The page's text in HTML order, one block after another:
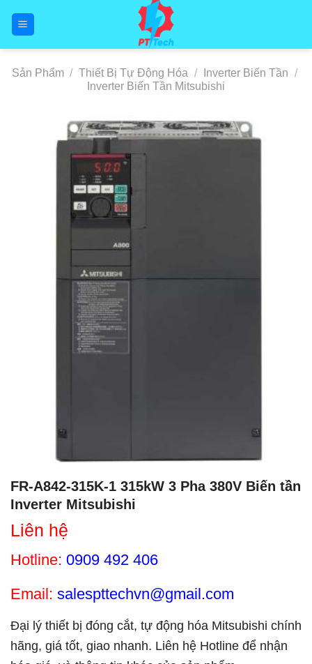
Sản Phẩm / Thiết Bị Tự Động Hóa / Inverter Biến Tần /
Inverter Biến Tần Mitsubishi
FR-A842-315K-1 315kW 3 Pha 380V Biến tần
Inverter Mitsubishi
Liên hệ
Hotline: 0909 492 406
Email: salespttechvn@gmail.com
Đại lý thiết bị đóng cắt, tự động hóa Mitsubishi chính
hãng, giá tốt, giao nhanh. Liên hệ Hotline để nhận